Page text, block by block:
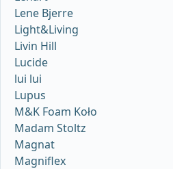
Lene Bjerre
Light&Living
Livin Hill
Lucide
lui lui
Lupus
M&K Foam Koło
Madam Stoltz
Magnat
Magniflex